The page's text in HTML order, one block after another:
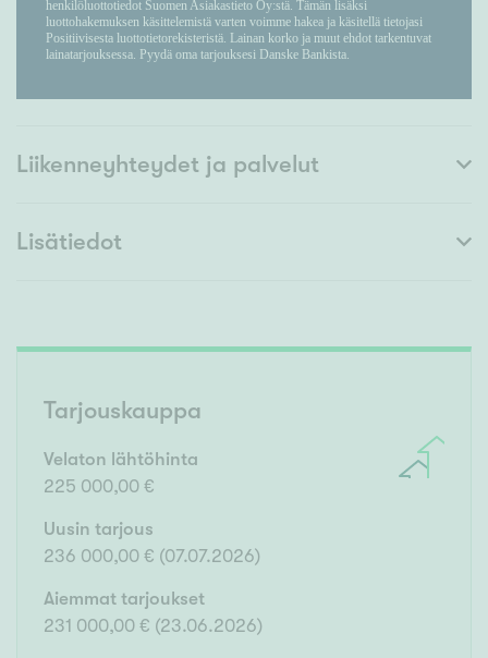
Liikenneyhteydet ja palvelut
Lisätiedot
Tarjouskauppa
Velaton lähtöhinta
225 000,00 €
Uusin tarjous
236 000,00 € (07.07.2026)
Aiemmat tarjoukset
231 000,00 € (23.06.2026)